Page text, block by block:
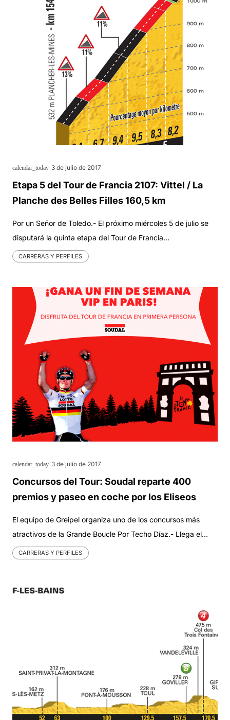
calendar_today 3 de julio de 2017
Etapa 5 del Tour de Francia 2107: Vittel / La
Planche des Belles Filles 160,5 km
Por un Señor de Toledo.- El próximo miércoles 5 de julio se
disputará la quinta etapa del Tour de Francia…
CARRERAS Y PERFILES
calendar_today 3 de julio de 2017
Concursos del Tour: Soudal reparte 400
premios y paseo en coche por los Eliseos
El equipo de Greipel organiza uno de los concursos más
atractivos de la Grande Boucle Por Techo Díaz.- Llega el…
CARRERAS Y PERFILES